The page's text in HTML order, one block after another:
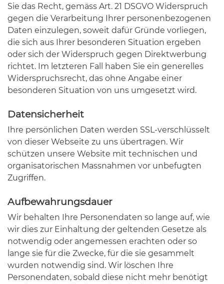
Sie das Recht, gemäss Art. 21 DSGVO Widerspruch
gegen die Verarbeitung Ihrer personenbezogenen
Daten einzulegen, soweit dafür Gründe vorliegen,
die sich aus Ihrer besonderen Situation ergeben
oder sich der Widerspruch gegen Direktwerbung
richtet. Im letzteren Fall haben Sie ein generelles
Widerspruchsrecht, das ohne Angabe einer
besonderen Situation von uns umgesetzt wird.
Datensicherheit
Ihre persönlichen Daten werden SSL-verschlüsselt
von dieser Webseite zu uns übertragen. Wir
schützen unsere Website mit technischen und
organisatorischen Massnahmen vor unbefugten
Zugriffen.
Aufbewahrungsdauer
Wir behalten Ihre Personendaten so lange auf, wie
wir dies zur Einhaltung der geltenden Gesetze als
notwendig oder angemessen erachten oder so
lange sie für die Zwecke, für die sie gesammelt
wurden notwendig sind. Wir löschen Ihre
Personendaten, sobald diese nicht mehr benötigt